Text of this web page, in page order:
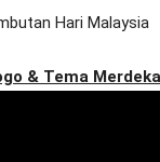
Hari Malaysia
& Tema